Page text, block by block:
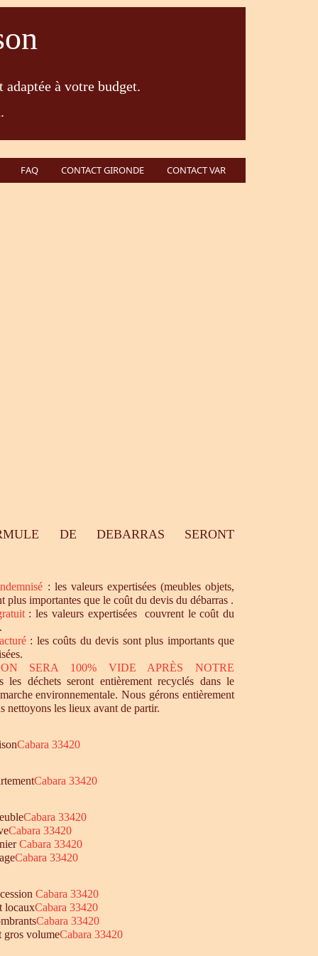
à votre budget.
FAQ CONTACT GIRONDE CONTACT VAR
DE DEBARRAS SERONT
: les valeurs expertisées (meubles objets,
plus importantes que le coût du devis du débarras .
: les valeurs expertisées couvrent le coût du
: les coûts du devis sont plus importants que
SERA 100% VIDE APRÈS NOTRE
les déchets seront entièrement recyclés dans le
environnementale. Nous gérons entièrement
nettoyons les lieux avant de partir.
Cabara 33420
Cabara 33420
Cabara 33420
Cabara 33420
Cabara 33420
Cabara 33420
Cabara 33420
locauxCabara 33420
Cabara 33420
gros volumeCabara 33420